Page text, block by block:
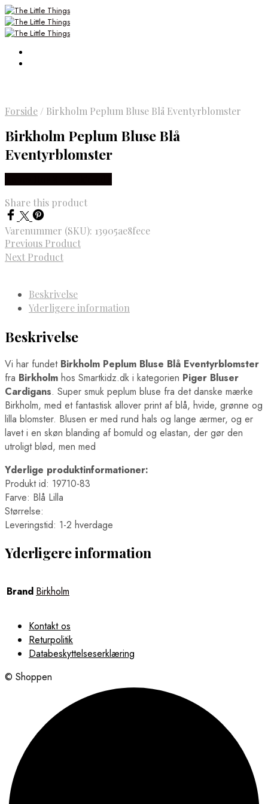
Forside / Birkholm Peplum Bluse Blå Eventyrblomster
Birkholm Peplum Bluse Blå
Eventyrblomster
Share this product
Varenummer (SKU): 13905ae8fece
Previous Product
Next Product
Beskrivelse
Yderligere information
Beskrivelse
Vi har fundet Birkholm Peplum Bluse Blå Eventyrblomster
fra Birkholm hos Smartkidz.dk i kategorien Piger Bluser
Cardigans. Super smuk peplum bluse fra det danske mærke
Birkholm, med et fantastisk allover print af blå, hvide, grønne og
lilla blomster. Blusen er med rund hals og lange ærmer, og er
lavet i en skøn blanding af bomuld og elastan, der gør den
utroligt blød, men med
Yderlige produktinformationer:
Produkt id: 19710-83
Farve: Blå Lilla
Størrelse:
Leveringstid: 1-2 hverdage
Yderligere information
Brand Birkholm
Kontakt os
Returpolitik
Databeskyttelseserklæring
© Shoppen